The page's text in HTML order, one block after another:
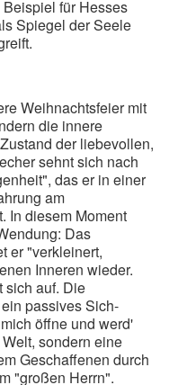
für Hesses
Spiegel der Seele
Weihnachtsfeier mit
die innere
der liebevollen,
sehnt sich nach
das er in einer
am
In diesem Moment
Das
er "verkleinert,
Inneren wieder.
sich auf. Die
passives Sich-
öffne und werd'
sondern eine
Geschaffenen durch
"großen Herrn".